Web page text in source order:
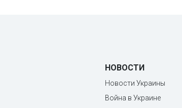
НОВОСТИ
Новости Украины
Война в Украине